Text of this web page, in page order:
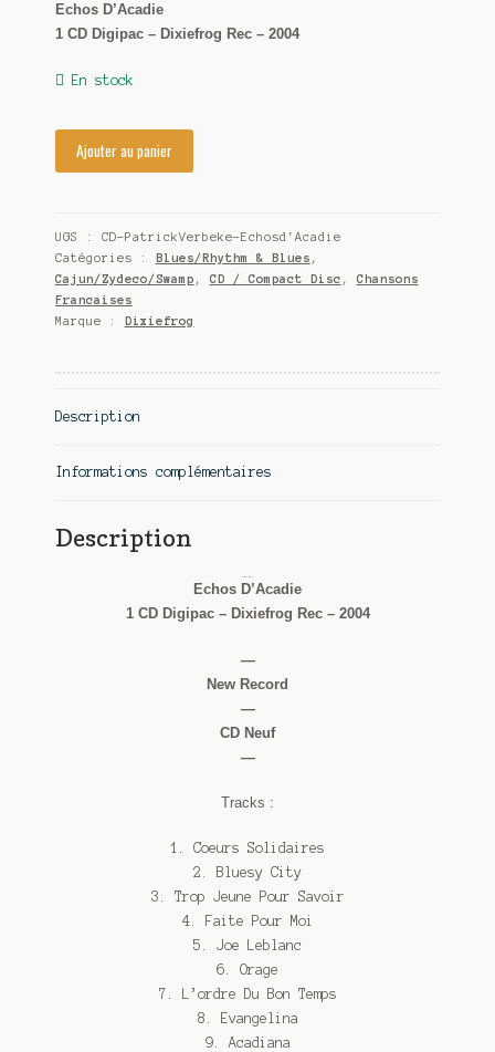
Contact
Echos D’Acadie
1 CD Digipac – Dixiefrog Rec – 2004
En stock
Ajouter au panier
UGS : CD-PatrickVerbeke-Echosd'Acadie
Catégories : Blues/Rhythm & Blues ,
Cajun/Zydeco/Swamp , CD / Compact Disc , Chansons
Francaises
Marque : Dixiefrog
Description
Informations complémentaires
Description
Echos D’Acadie
1 CD Digipac – Dixiefrog Rec – 2004
—
New Record
—
CD Neuf
—
Tracks :
1. Coeurs Solidaires
2. Bluesy City
3. Trop Jeune Pour Savoir
4. Faite Pour Moi
5. Joe Leblanc
6. Orage
7. L’ordre Du Bon Temps
8. Evangelina
9. Acadiana